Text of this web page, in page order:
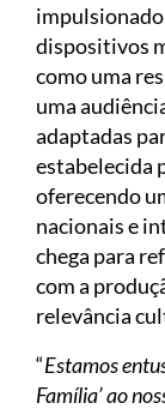
dispositivos
como uma
uma
adaptadas
estabelecida
oferecendo
nacionais e
chega para
com a
relevância
“Estamos
Família’ ao